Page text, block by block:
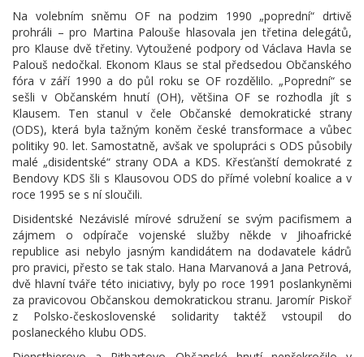
Na volebním sněmu OF na podzim 1990 „poprední“ drtivě
prohráli – pro Martina Palouše hlasovala jen třetina delegátů,
pro Klause dvě třetiny. Vytoužené podpory od Václava Havla se
Palouš nedočkal. Ekonom Klaus se stal předsedou Občanského
fóra v září 1990 a do půl roku se OF rozdělilo. „Poprední“ se
sešli v Občanském hnutí (OH), většina OF se rozhodla jít s
Klausem. Ten stanul v čele Občanské demokratické strany
(ODS), která byla tažným koněm české transformace a vůbec
politiky 90. let. Samostatně, avšak ve spolupráci s ODS působily
malé „disidentské“ strany ODA a KDS. Křesťanští demokraté z
Bendovy KDS šli s Klausovou ODS do přímé volební koalice a v
roce 1995 se s ní sloučili.
Disidentské Nezávislé mírové sdružení se svým pacifismem a
zájmem o odpírače vojenské služby někde v Jihoafrické
republice asi nebylo jasným kandidátem na dodavatele kádrů
pro pravici, přesto se tak stalo. Hana Marvanová a Jana Petrová,
dvě hlavní tváře této iniciativy, byly po roce 1991 poslankyněmi
za pravicovou Občanskou demokratickou stranu. Jaromír Piskoř
z Polsko-československé solidarity taktéž vstoupil do
poslaneckého klubu ODS.